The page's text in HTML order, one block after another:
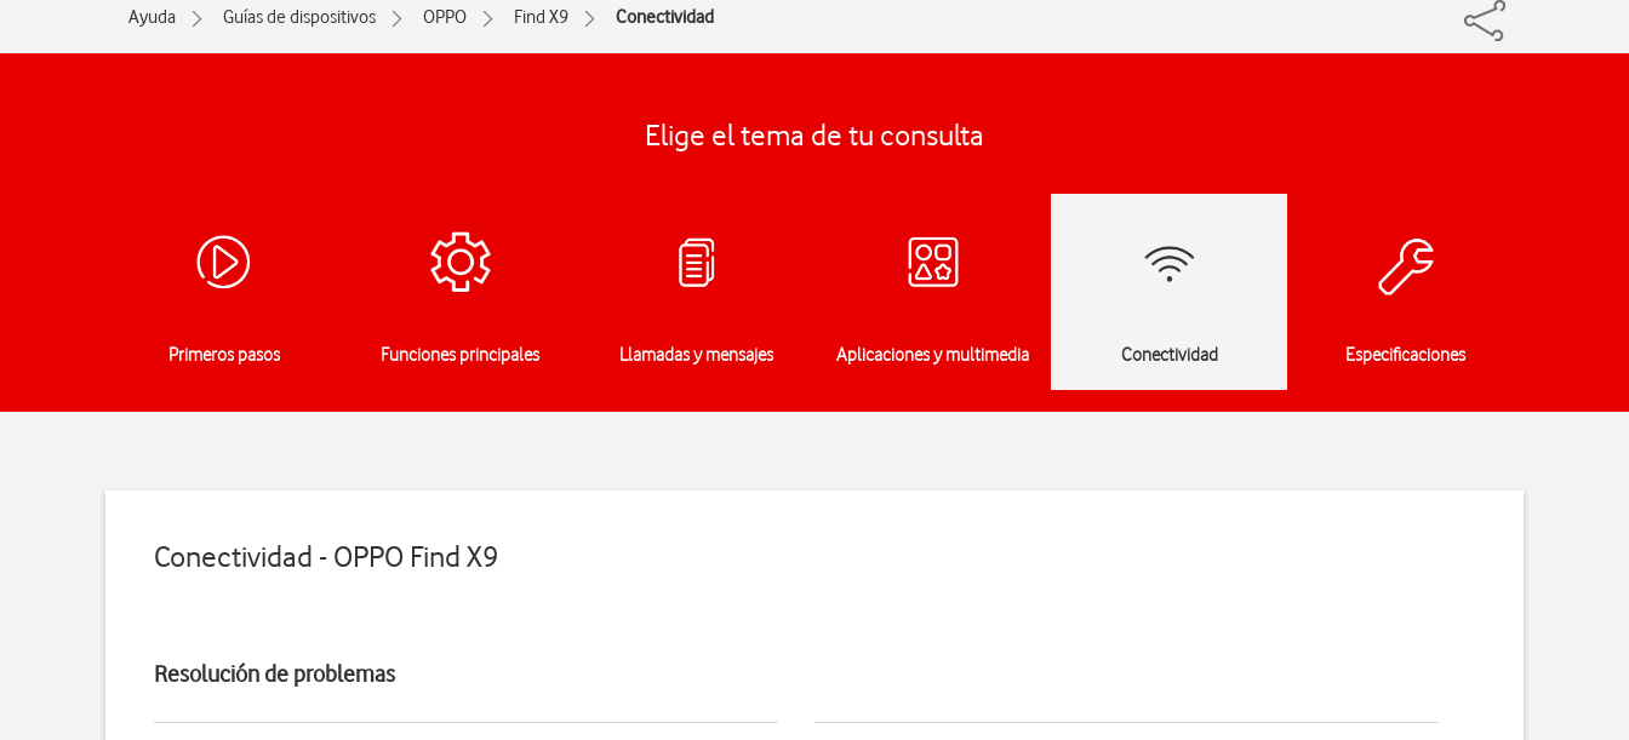
Ayuda Guías de dispositivos OPPO Find X9 Conectividad
Elige el tema de tu consulta
Primeros pasos Funciones principales Llamadas y mensajes Aplicaciones y multimedia Conectividad Especificaciones
Conectividad - OPPO Find X9
Resolución de problemas